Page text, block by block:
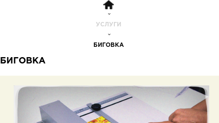
УСЛУГИ
БИГОВКА
БИГОВКА